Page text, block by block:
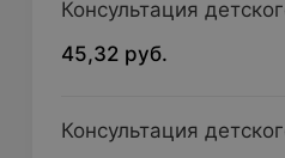
Консультация
45,32 руб.
Консультация